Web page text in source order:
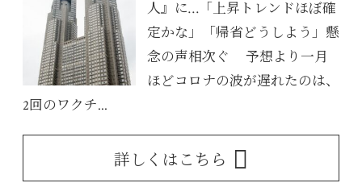
人』に…「上昇トレンドほぼ確
定かな」「帰省どうしよう」懸
念の声相次ぐ 予想より一月
ほどコロナの波が遅れたのは、
2回のワクチ...
詳しくはこちら